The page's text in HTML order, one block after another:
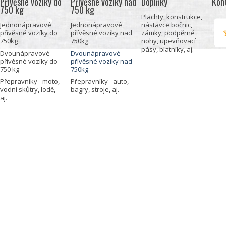
750 kg
Jednonápravové
přívěsné vozíky do
750kg
Dvounápravové
přívěsné vozíky do
750 kg
Přepravníky - moto,
vodní skůtry, lodě,
aj.
750 kg
Jednonápravové
přívěsné vozíky nad
750kg
Dvounápravové
přívěsné vozíky nad
750kg
Přepravníky - auto,
bagry, stroje, aj.
Plachty, konstrukce,
nástavce bočnic,
zámky, podpěrné
nohy, upevňovací
pásy, blatníky, aj.